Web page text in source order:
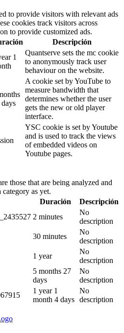
to provide visitors with relevant ads
cookies track visitors across
to provide customized ads.
Descripción
1
Quantserve sets the mc cookie
to anonymously track user
behaviour on the website.
days
A cookie set by YouTube to
measure bandwidth that
determines whether the user
gets the new or old player
interface.
YSC cookie is set by Youtube
and is used to track the views
of embedded videos on
Youtube pages.
those that are being analyzed and
as yet.
Duración
Descripción
2 minutes
No
description
30 minutes
No
description
1 year
No
description
5 months 27
days
No
description
1 year 1
month 4 days
No
description